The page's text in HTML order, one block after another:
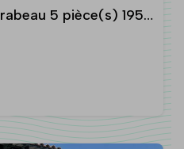
5 pièce(s) 195